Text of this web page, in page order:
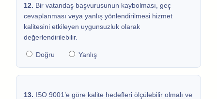
12. Bir vatandaş başvurusunun kaybolması, geç
cevaplanması veya yanlış yönlendirilmesi hizmet
kalitesini etkileyen uygunsuzluk olarak
değerlendirilebilir.
Doğru Yanlış
13. ISO 9001’e göre kalite hedefleri ölçülebilir olmalı ve